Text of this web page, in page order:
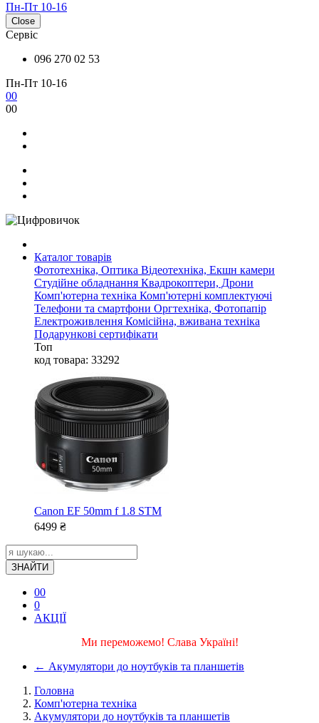
Пн-Пт 10-16
Close
Сервіс
096 270 02 53
Пн-Пт 10-16
00
00
Каталог товарів
Фототехніка, Оптика Відеотехніка, Екшн камери
Студійне обладнання Квадрокоптери, Дрони
Комп'ютерна техніка Комп'ютерні комплектуючі
Телефони та смартфони Оргтехніка, Фотопапір
Електроживлення Комісійна, вживана техніка
Подарункові сертифікати
Топ
код товара: 33292
Canon EF 50mm f 1.8 STM
6499 ₴
ЗНАЙТИ
00
0
АКЦІЇ
Ми переможемо! Слава Україні!
← Акумулятори до ноутбуків та планшетів
Головна
Комп'ютерна техніка
Акумулятори до ноутбуків та планшетів